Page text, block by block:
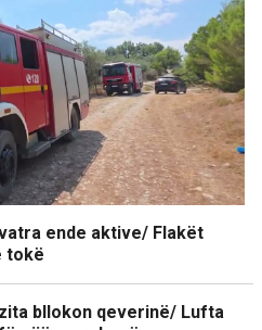
ende aktive/ Flakët
tokë
bllokon qeverinë/ Lufta